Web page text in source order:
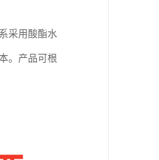
采用酸酯水
。产品可根